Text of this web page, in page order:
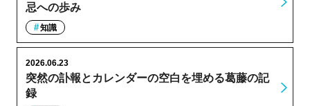
忌への歩み
知識
突然の訃報とカレンダーの空白を埋める葛藤の記
録
2026.06.23